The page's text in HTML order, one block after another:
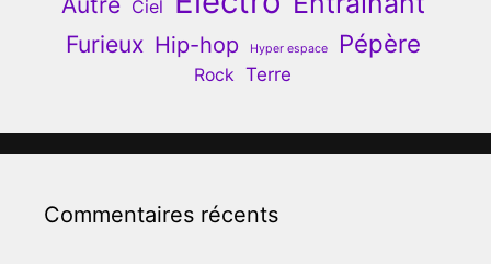
Ciel
Furieux Hip-hop Hyper espace Pépère
Rock Terre
Commentaires récents